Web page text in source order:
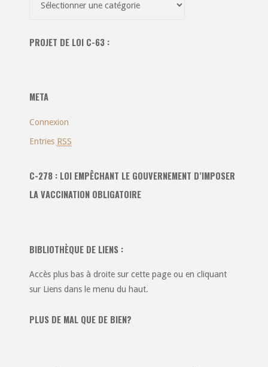
les
PROJET DE LOI C-63 :
META
Connexion
Entries RSS
C-278 : LOI EMPÊCHANT LE GOUVERNEMENT D’IMPOSER
LA VACCINATION OBLIGATOIRE
BIBLIOTHÈQUE DE LIENS :
Accès plus bas à droite sur cette page ou en cliquant
sur Liens dans le menu du haut.
PLUS DE MAL QUE DE BIEN?